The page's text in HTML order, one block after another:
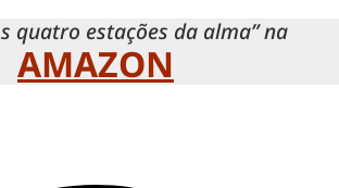
quatro estações da alma” na
AMAZON